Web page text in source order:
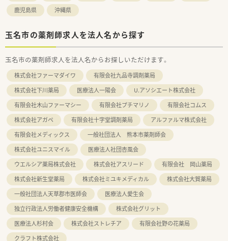
鹿児島県
沖縄県
玉名市の薬剤師求人を法人名から探す
玉名市の薬剤師求人を法人名からお探しいただけます。
株式会社ファーマダイワ
有限会社九品寺調剤薬局
株式会社下川薬局
医療法人一陽会
U.アソシエート株式会社
有限会社木山ファーマシー
有限会社プチマリノ
有限会社コムス
株式会社アガペ
有限会社十字堂調剤薬局
アルファルマ株式会社
有限会社メディックス
一般社団法人 熊本市薬剤師会
株式会社ユニスマイル
医療法人社団杏風会
ウエルシア薬局株式会社
株式会社アスリード
有限会社 岡山薬局
株式会社新生堂薬局
株式会社ミユキメディカル
株式会社大賀薬局
一般社団法人天草郡市医師会
医療法人愛生会
独立行政法人労働者健康安全機構
株式会社グリット
医療法人杉村会
株式会社ストレチア
有限会社野の花薬局
クラフト株式会社